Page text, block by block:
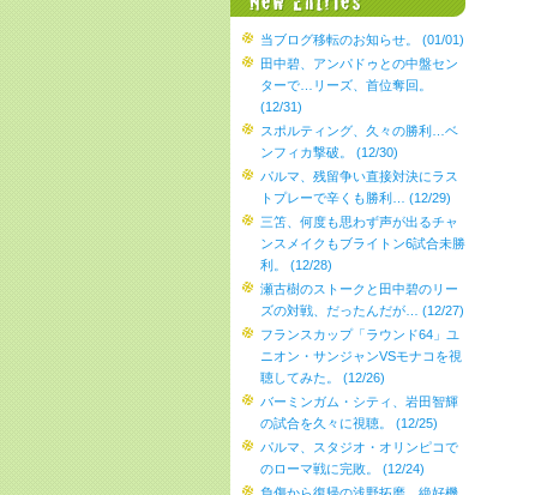
当ブログ移転のお知らせ。 (01/01)
田中碧、アンパドゥとの中盤セン
ターで…リーズ、首位奪回。
(12/31)
スポルティング、久々の勝利…ベ
ンフィカ撃破。 (12/30)
パルマ、残留争い直接対決にラス
トプレーで辛くも勝利… (12/29)
三笘、何度も思わず声が出るチャ
ンスメイクもブライトン6試合未勝
利。 (12/28)
瀬古樹のストークと田中碧のリー
ズの対戦、だったんだが… (12/27)
フランスカップ「ラウンド64」ユ
ニオン・サンジャンVSモナコを視
聴してみた。 (12/26)
バーミンガム・シティ、岩田智輝
の試合を久々に視聴。 (12/25)
パルマ、スタジオ・オリンピコで
のローマ戦に完敗。 (12/24)